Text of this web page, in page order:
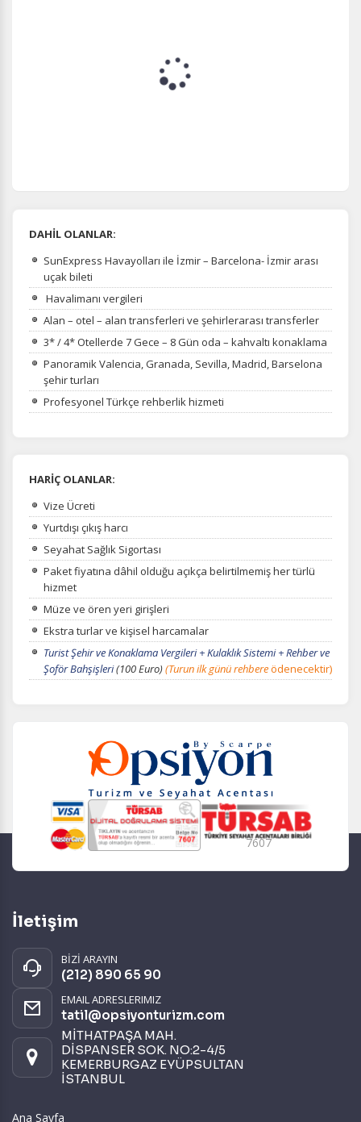
DAHİL OLANLAR:
SunExpress Havayolları ile İzmir – Barcelona- İzmir arası
uçak bileti
Havalimanı vergileri
Alan – otel – alan transferleri ve şehirlerarası transferler
3* / 4* Otellerde 7 Gece – 8 Gün oda – kahvaltı konaklama
Panoramik Valencia, Granada, Sevilla, Madrid, Barselona
şehir turları
Profesyonel Türkçe rehberlik hizmeti
HARİÇ OLANLAR:
Vize Ücreti
Yurtdışı çıkış harcı
Seyahat Sağlık Sigortası
Paket fiyatına dâhil olduğu açıkça belirtilmemiş her türlü
hizmet
Müze ve ören yeri girişleri
Ekstra turlar ve kişisel harcamalar
Turist Şehir ve Konaklama Vergileri + Kulaklık Sistemi + Rehber ve
Şoför Bahşişleri(100 Euro)(Turun ilk günü rehbereödenecektir)
7607
İletişim
BİZİ ARAYIN
(212) 890 65 90
EMAIL ADRESLERIMIZ
tatil@opsiyonturizm.com
MİTHATPAŞA MAH.
DİSPANSER SOK. NO:2-4/5
KEMERBURGAZ EYÜPSULTAN
İSTANBUL
Ana Sayfa